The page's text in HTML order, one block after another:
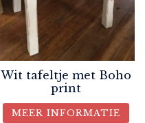
Wit tafeltje met Boho
print
MEER INFORMATIE